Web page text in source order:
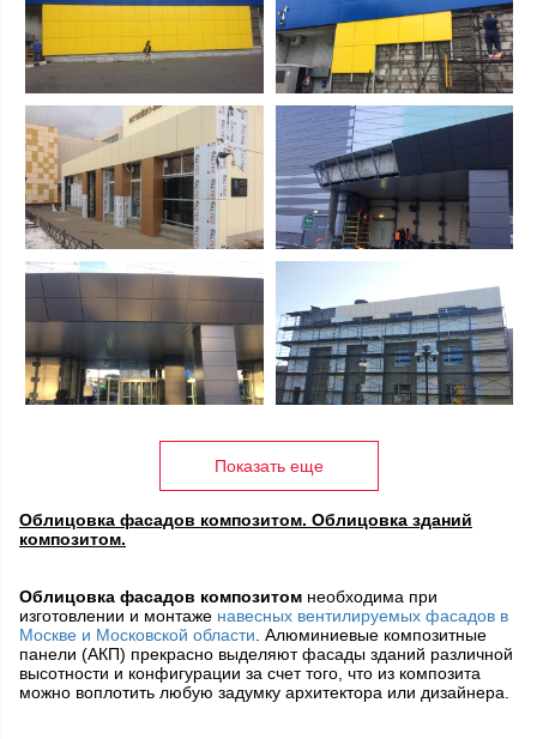
Показать еще
Облицовка фасадов композитом. Облицовка зданий
композитом.
Облицовка фасадов композитом необходима при
изготовлении и монтаже навесных вентилируемых фасадов в
Москве и Московской области . Алюминиевые композитные
панели (АКП) прекрасно выделяют фасады зданий различной
высотности и конфигурации за счет того, что из композита
можно воплотить любую задумку архитектора или дизайнера.